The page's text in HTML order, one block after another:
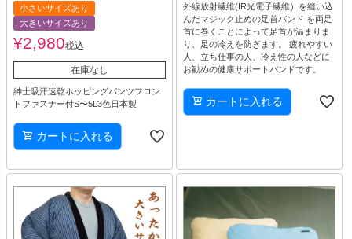
小さいサイズあり
大きいサイズあり
¥2,980税込
在庫なし
紳士吸汗速乾ホッピングパンツフロン
トファスナー付S〜5L3色日本製
カートに入れる
外線放射繊維(IR光電子繊維）を縫い込
んだマジック止めの足首バンド を両足
首に巻くことによって足首が温まりま
り、足の冷えを防ぎます。 疲れやすい
人、立ち仕事の人、冷え性の人などに
お勧めの健康サポートバンドです。
カートに入れる